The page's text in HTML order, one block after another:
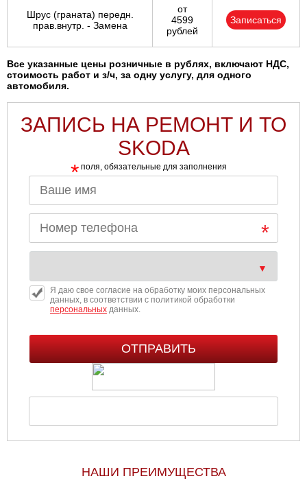
Шрус (граната) передн.
прав.внутр. - Замена
от
4599
рублей
Записаться
Все указанные цены розничные в рублях, включают НДС,
стоимость работ и з/ч, за одну услугу, для одного
автомобиля.
ЗАПИСЬ НА РЕМОНТ И ТО
SKODA
* поля, обязательные для заполнения
Я даю свое согласие на обработку моих персональных
данных, в соответствии с политикой обработки
персональныхданных.
НАШИ ПРЕИМУЩЕСТВА